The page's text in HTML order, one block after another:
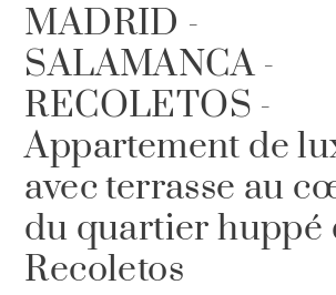
MADRID -
SALAMANCA -
RECOLETOS -
Appartement de
avec terrasse au
du quartier huppé
Recoletos